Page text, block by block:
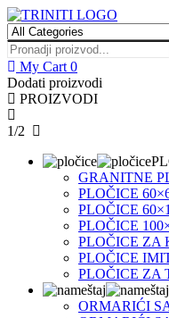
Skip
to
content
My Cart 0
Dodati proizvodi
PROIZVODI
1/2
GRANITNE
PLOČICE
PLOČICE
PLOČICE
PLOČICE ZA
PLOČICE
PLOČICE ZA
ORMARIĆI